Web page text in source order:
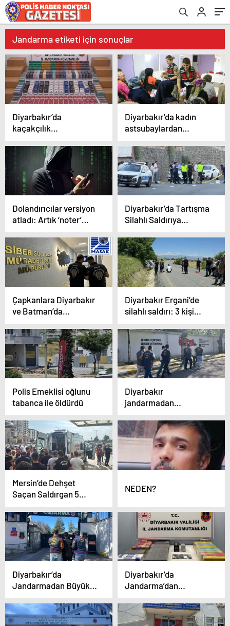
Jandarma etiketi için sonuçlar
Diyarbakır’da
kaçakçılık
et ve binlerce paket
sigara ele geçirildi
Diyarbakır’da kadın
astsubaylardan
eğitimi
Dolandırıcılar versiyon
atladı: Artık ‘noter’
düşürüyorlar!
Diyarbakır’da Tartışma
Silahlı Saldırıya
Çapkanlara Diyarbakır
ve Batman’da
kara para
Diyarbakır Ergani’de
silahlı saldırı: 3 kişi
Polis Emeklisi oğlunu
tabanca ile öldürdü
Diyarbakır
jandarmadan
yakalandı
Mersin’de Dehşet
Saçan Saldırgan 5
NEDEN?
Diyarbakır’da
Jandarmadan Büyük
Şahıs Yakalandı
Diyarbakır’da
Jandarma’dan
uyuşturucu
operasyonu